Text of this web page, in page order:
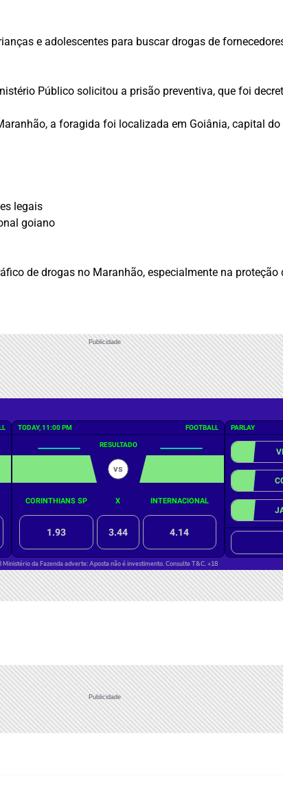
e adolescentes para buscar drogas de
Público solicitou a prisão preventiva, que foi
a foragida foi localizada em Goiânia, capital
legais
goiano
de drogas no Maranhão, especialmente na
Publicidade
Publicidade